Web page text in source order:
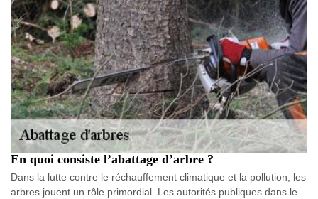
En quoi consiste l’abattage d’arbre ?
Dans la lutte contre le réchauffement climatique et la pollution, les
arbres jouent un rôle primordial. Les autorités publiques dans le